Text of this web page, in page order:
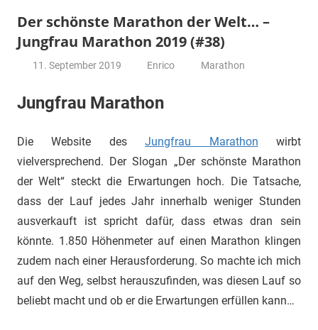
Der schönste Marathon der Welt… –
Jungfrau Marathon 2019 (#38)
11. September 2019 Enrico Marathon
Jungfrau Marathon
Die Website desJungfrau Marathon wirbt
vielversprechend. Der Slogan „Der schönste Marathon
der Welt“ steckt die Erwartungen hoch. Die Tatsache,
dass der Lauf jedes Jahr innerhalb weniger Stunden
ausverkauft ist spricht dafür, dass etwas dran sein
könnte. 1.850 Höhenmeter auf einen Marathon klingen
zudem nach einer Herausforderung. So machte ich mich
auf den Weg, selbst herauszufinden, was diesen Lauf so
beliebt macht und ob er die Erwartungen erfüllen kann…